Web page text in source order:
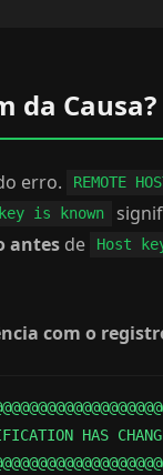
da Causa?
erro. REMOTE
is known
antes de Host
com o
HAS